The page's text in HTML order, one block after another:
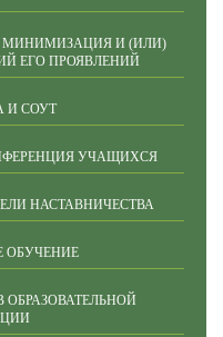
МИНИМИЗАЦИЯ И (ИЛИ)
ЕГО ПРОЯВЛЕНИЙ
И СОУТ
УЧАЩИХСЯ
НАСТАВНИЧЕСТВА
ОБУЧЕНИЕ